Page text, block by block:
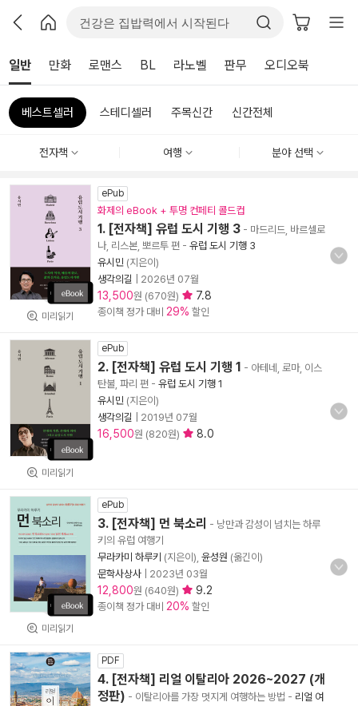
일반 만화 로맨스 BL 라노벨 판무 오디오북
베스트셀러 스테디셀러 주목신간 신간전체
전자책 여행 분야 선택
미리읽기
ePub
화제의 eBook + 투명 컨페티 콜드컵
1. [전자책] 유럽 도시 기행 3 - 마드리드, 바르셀로
나, 리스본, 뽀르투 편 - 유럽 도시 기행 3
유시민 (지은이)
생각의길
2026년 07월
13,500원 (670원) 7.8
종이책 정가 대비 29% 할인
미리읽기
ePub
2. [전자책] 유럽 도시 기행 1 - 아테네, 로마, 이스
탄불, 파리 편 - 유럽 도시 기행 1
유시민 (지은이)
생각의길
2019년 07월
16,500원 (820원) 8.0
미리읽기
ePub
3. [전자책] 먼 북소리 - 낭만과 감성이 넘치는 하루
키의 유럽 여행기
무라카미 하루키 (지은이), 윤성원 (옮긴이)
문학사상사
2023년 03월
12,800원 (640원) 9.2
종이책 정가 대비 20% 할인
PDF
4. [전자책] 리얼 이탈리아 2026~2027 (개
정판) - 이탈리아를 가장 멋지게 여행하는 방법 - 리얼 여